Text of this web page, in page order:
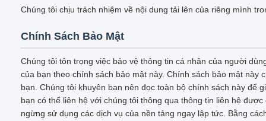
Chúng tôi chịu trách nhiệm về nội dung tải lên của riêng mình
Chính Sách Bảo Mật
Chúng tôi tôn trọng việc bảo vệ thông tin cá nhân của người
của bạn theo chính sách bảo mật này. Chính sách bảo mật
bạn. Chúng tôi khuyên bạn nên đọc toàn bộ chính sách này để
bạn có thể liên hệ với chúng tôi thông qua thông tin liên hệ
ngừng sử dụng các dịch vụ của nền tảng ngay lập tức. Bằng